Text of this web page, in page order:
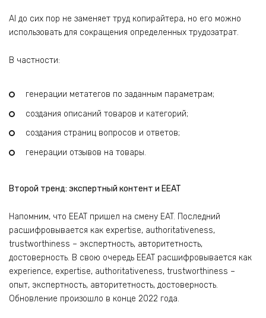
AI до сих пор не заменяет труд копирайтера, но его можно
использовать для сокращения определенных трудозатрат.
В частности:
генерации метатегов по заданным параметрам;
создания описаний товаров и категорий;
создания страниц вопросов и ответов;
генерации отзывов на товары.
Второй тренд: экспертный контент и EEAT
Напомним, что EEAT пришел на смену EAT. Последний
расшифровывается как expertise, authoritativeness,
trustworthiness – экспертность, авторитетность,
достоверность. В свою очередь EEAT расшифровывается как
experience, expertise, authoritativeness, trustworthiness –
опыт, экспертность, авторитетность, достоверность.
Обновление произошло в конце 2022 года.